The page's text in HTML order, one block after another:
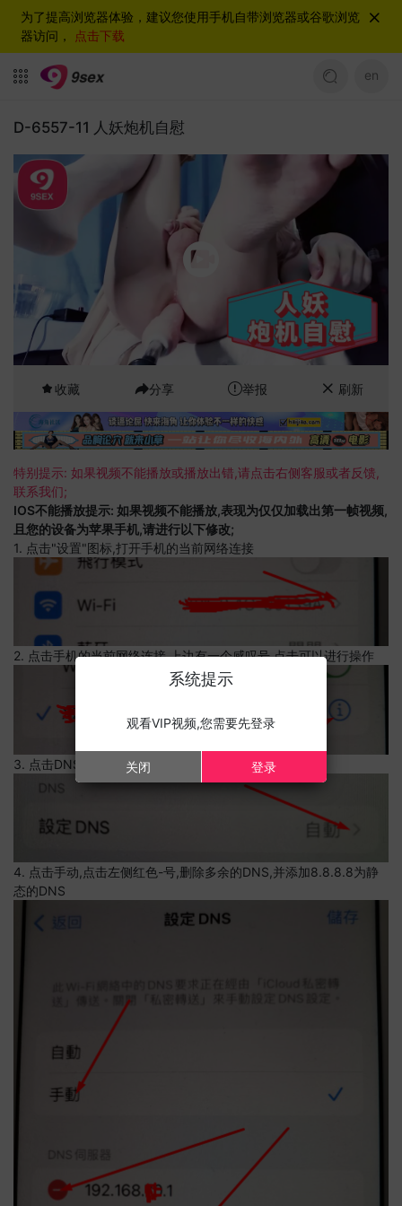
为了提高浏览器体验，建议您使用手机自带浏览器或谷歌浏览
器访问， 点击下载
en
D-6557-11 人妖炮机自慰
收藏 分享 举报 刷新
特别提示: 如果视频不能播放或播放出错,请点击右侧客服或者反馈,
联系我们;
IOS不能播放提示: 如果视频不能播放,表现为仅仅加载出第一帧视频,
且您的设备为苹果手机,请进行以下修改;
1. 点击"设置"图标,打开手机的当前网络连接
2. 点击手机的当前网络连接,上边有一个感叹号,点击可以进行操作
3. 点击DNS设置
4. 点击手动,点击左侧红色-号,删除多余的DNS,并添加8.8.8.8为静
态的DNS
系统提示
观看VIP视频,您需要先登录
关闭 登录